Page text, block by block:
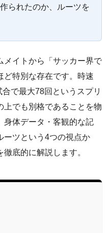
られたのか、ルーツを
メイトから「サッカー界で
ど特別な存在です。時速
で最大78回というスプリ
上でも別格であることを物
身体データ・客観的な記
ーツという4つの視点か
底的に解説します。